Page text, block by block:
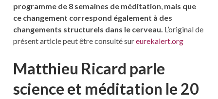
programme de 8 semaines de méditation, mais que
ce changement correspond également à des
changements structurels dans le cerveau. L’original de
présent article peut être consulté sureurekalert.org
Matthieu Ricard parle
science et méditation le 20